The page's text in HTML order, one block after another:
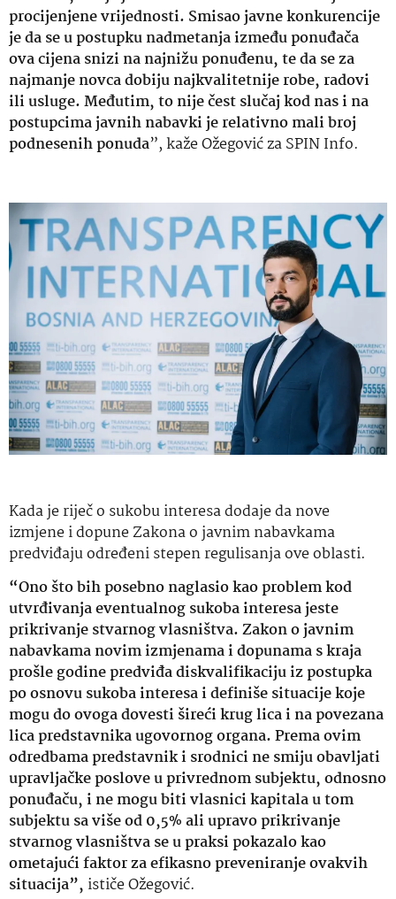
procijenjene vrijednosti. Smisao javne konkurencije
je da se u postupku nadmetanja između ponuđača
ova cijena snizi na najnižu ponuđenu, te da se za
najmanje novca dobiju najkvalitetnije robe, radovi
ili usluge. Međutim, to nije čest slučaj kod nas i na
postupcima javnih nabavki je relativno mali broj
podnesenih ponuda”, kaže Ožegović za SPIN Info.
Kada je riječ o sukobu interesa dodaje da nove
izmjene i dopune Zakona o javnim nabavkama
predviđaju određeni stepen regulisanja ove oblasti.
“Ono što bih posebno naglasio kao problem kod
utvrđivanja eventualnog sukoba interesa jeste
prikrivanje stvarnog vlasništva. Zakon o javnim
nabavkama novim izmjenama i dopunama s kraja
prošle godine predviđa diskvalifikaciju iz postupka
po osnovu sukoba interesa i definiše situacije koje
mogu do ovoga dovesti šireći krug lica i na povezana
lica predstavnika ugovornog organa. Prema ovim
odredbama predstavnik i srodnici ne smiju obavljati
upravljačke poslove u privrednom subjektu, odnosno
ponuđaču, i ne mogu biti vlasnici kapitala u tom
subjektu sa više od 0,5% ali upravo prikrivanje
stvarnog vlasništva se u praksi pokazalo kao
ometajući faktor za efikasno preveniranje ovakvih
situacija”, ističe Ožegović.